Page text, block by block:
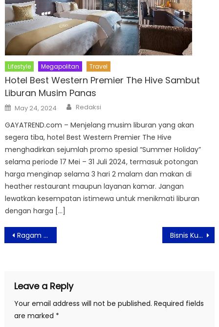
Lifestyle Megapolitan Travel
Hotel Best Western Premier The Hive Sambut
Liburan Musim Panas
Posted
on
May 24, 2024 Author
Redaksi
GAYATREND.com – Menjelang musim liburan yang akan
segera tiba, hotel Best Western Premier The Hive
menghadirkan sejumlah promo spesial “Summer Holiday”
selama periode 17 Mei – 31 Juli 2024, termasuk potongan
harga menginap selama 3 hari 2 malam dan makan di
heather restaurant maupun layanan kamar. Jangan
lewatkan kesempatan istimewa untuk menikmati liburan
dengan harga […]
Post
navigation
Ragam Promo dan Kegiatan Menarik Meriahkan Anniversary ke-9 Tahun Swiss-Belinn Simatupang Bisnis Kue Lapis Legit, Linda Belinyu Raup Omzet Ratusan Juta Rupiah
Leave a Reply
Your email address will not be published. Required fields
are marked *